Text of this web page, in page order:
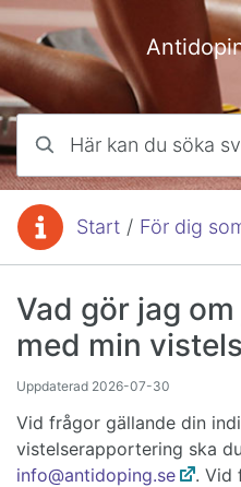
Hoppa till innehåll
Du är här:Start / För dig
Vad gör jag
med min
Uppdaterad 2026-07-30
Vid frågor gällande din
vistelserapportering ska
info@antidoping.se
. Vid